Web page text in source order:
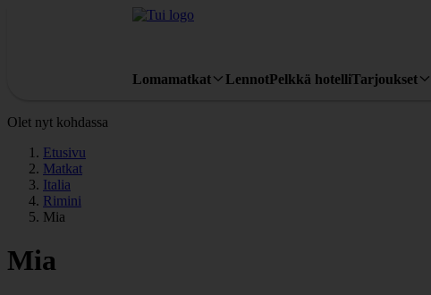
Lomamatkat LennotPelkkä hotelliTarjoukset
Olet nyt kohdassa
Etusivu
Matkat
Italia
Rimini
Mia
Mia